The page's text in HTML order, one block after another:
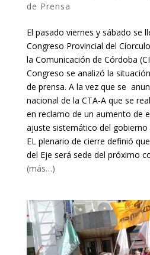
de Prensa
El pasado viernes y sábado se
Congreso Provincial del
la Comunicación de Córdoba
Congreso se analizó la
de prensa. A la vez que se
nacional de la CTA-A que se
en reclamo de un aumento de
ajuste sistemático del gobierno
EL plenario de cierre definió
del Eje será sede del próximo
(más…)